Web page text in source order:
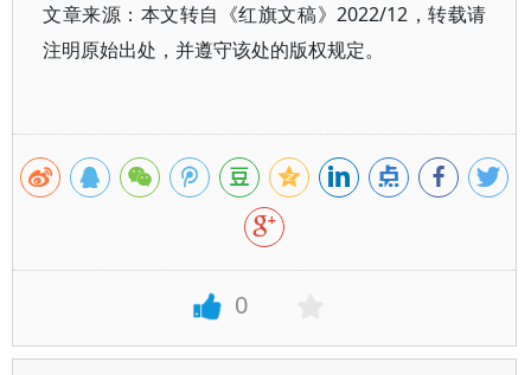
文章来源：本文转自《红旗文稿》2022/12，转载请
注明原始出处，并遵守该处的版权规定。
0